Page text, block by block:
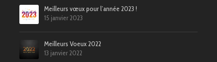
Meilleurs vœux pour l’année 2023 !
15 janvier 2023
Meilleurs Voeux 2022
13 janvier 2022